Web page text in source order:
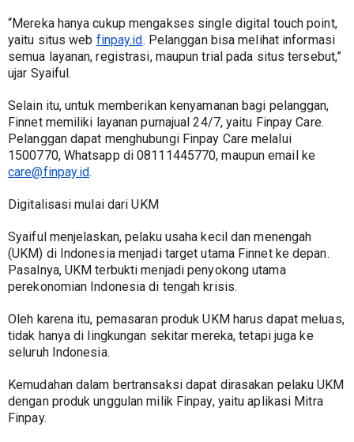
“Mereka hanya cukup mengakses single digital touch point,
yaitu situs web finpay.id. Pelanggan bisa melihat informasi
semua layanan, registrasi, maupun trial pada situs tersebut,”
ujar Syaiful.
Selain itu, untuk memberikan kenyamanan bagi pelanggan,
Finnet memiliki layanan purnajual 24/7, yaitu Finpay Care.
Pelanggan dapat menghubungi Finpay Care melalui
1500770, Whatsapp di 08111445770, maupun email ke
care@finpay.id.
Digitalisasi mulai dari UKM
Syaiful menjelaskan, pelaku usaha kecil dan menengah
(UKM) di Indonesia menjadi target utama Finnet ke depan.
Pasalnya, UKM terbukti menjadi penyokong utama
perekonomian Indonesia di tengah krisis.
Oleh karena itu, pemasaran produk UKM harus dapat meluas,
tidak hanya di lingkungan sekitar mereka, tetapi juga ke
seluruh Indonesia.
Kemudahan dalam bertransaksi dapat dirasakan pelaku UKM
dengan produk unggulan milik Finpay, yaitu aplikasi Mitra
Finpay.